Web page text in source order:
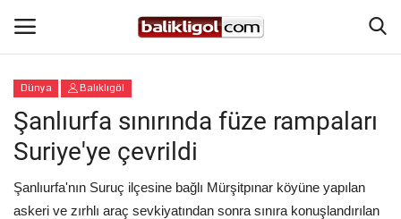
Giriş Yap
Anasayfa
Köşe Yazıları
Dünya Balıklıgöl
Şanlıurfa sınırında füze rampaları
Suriye'ye çevrildi
Şanlıurfa'nın Suruç ilçesine bağlı Mürşitpınar köyüne yapılan
askeri ve zırhlı araç sevkiyatından sonra sınıra konuşlandırılan